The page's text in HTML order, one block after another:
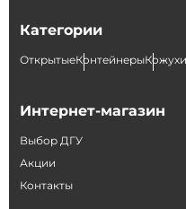
Категории
ОткрытыеКонтейнерыКожухи
Интернет-магазин
Выбор ДГУ
Акции
Контакты